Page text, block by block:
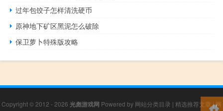
过年包饺子怎样清洗硬币
原神地下矿区黑泥怎么破除
保卫萝卜特殊版攻略
Copyright © 2012 - 2026 光彪游戏网 Powered by 网站分类目录 | 精选推荐文章 |网